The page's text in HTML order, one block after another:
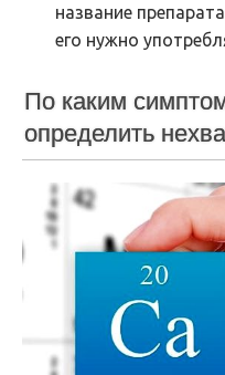
название
его нужно
По каким
определить